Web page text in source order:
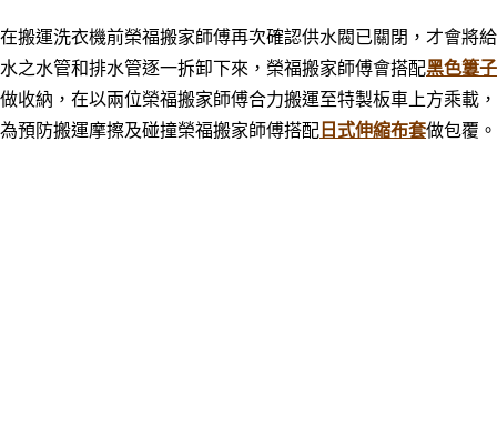
在搬運洗衣機前榮福搬家師傅再次確認供水閥已關閉，才會將給
水之水管和排水管逐一拆卸下來，榮福搬家師傅會搭配黑色簍子
做收納，在以兩位榮福搬家師傅合力搬運至特製板車上方乘載，
為預防搬運摩擦及碰撞榮福搬家師傅搭配 日式伸縮布套做包覆。